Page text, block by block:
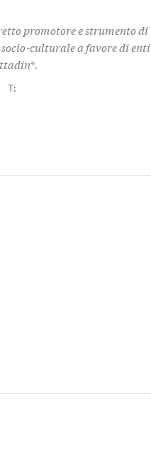
promotore e strumento di
culturale a favore di enti
T: